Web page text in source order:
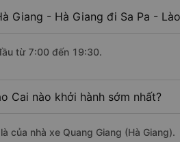
Giang - Hà Giang đi Sa Pa -
từ 7:00 đến 19:30.
Cai nào khởi hành sớm nhất?
của nhà xe Quang Giang (Hà Giang).